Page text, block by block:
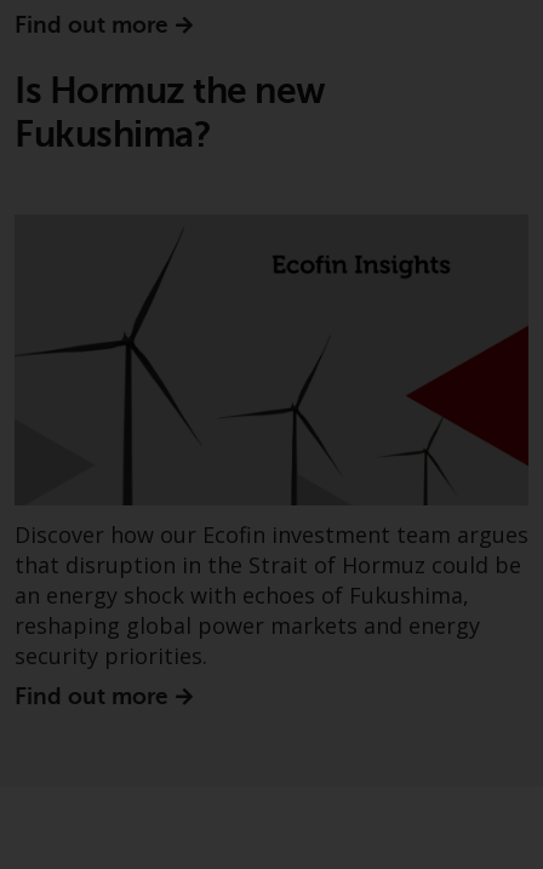
Risikowarnung
Die frühere Wertentwicklung
Wert von Wertpapieren und die
daraus erzielten Erträge können
sowohl fallen als auch steigen.
Mit Investitionen in die von
Redwheel und seinen
verbundenen Unternehmen
angebotenen Produkte und
Dienstleistungen sind erhebliche
Wechselkursschwankungen
können sich positiv oder negativ
auf den Wert von auf
Fremdwährungen lautenden
Finanzinstrumenten auswirken.
Bestimmte Anlagen,
insbesondere alternative Fonds
und Emerging Markets,
Find out more
Is Hormuz the new
Fukushima?
Discover how our Ecofin investment team argues
that disruption in the Strait of Hormuz could be
an energy shock with echoes of Fukushima,
reshaping global power markets and energy
security priorities.
Find out more